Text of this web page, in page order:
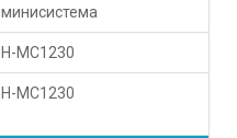
минисистема
H-MC1230
H-MC1230